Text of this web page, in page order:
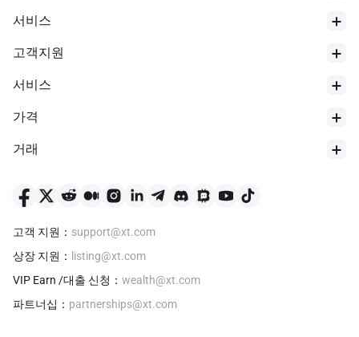
서비스
고객지원
서비스
가격
거래
고객 지원 ： support@xt.com
상장 지원 ：
listing@xt.com
VIP Earn /대출 신청 ： wealth@xt.com
파트너십 ： partnerships@xt.com